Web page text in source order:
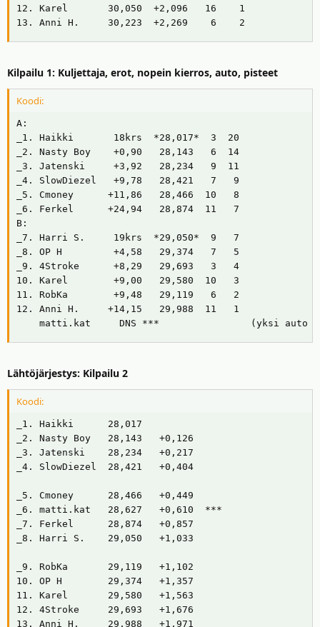
12. Karel       30,050  +2,096   16    1
13. Anni H.     30,223  +2,269    6    2
Kilpailu 1: Kuljettaja, erot, nopein kierros, auto, pisteet
Koodi:
A:
_1. Haikki       18krs  *28,017*  3  20
_2. Nasty Boy    +0,90   28,143   6  14
_3. Jatenski     +3,92   28,234   9  11
_4. SlowDiezel   +9,78   28,421   7   9
_5. Cmoney      +11,86   28,466  10   8
_6. Ferkel      +24,94   28,874  11   7
B:
_7. Harri S.     19krs  *29,050*  9   7
_8. OP H         +4,58   29,374   7   5
_9. 4Stroke      +8,29   29,693   3   4
10. Karel        +9,00   29,580  10   3
11. RobKa        +9,48   29,119   6   2
12. Anni H.     +14,15   29,988  11   1
matti.kat     DNS ***                (yksi auto
Lähtöjärjestys: Kilpailu 2
Koodi:
_1. Haikki      28,017
_2. Nasty Boy   28,143   +0,126
_3. Jatenski    28,234   +0,217
_4. SlowDiezel  28,421   +0,404
_5. Cmoney      28,466   +0,449
_6. matti.kat   28,627   +0,610  ***
_7. Ferkel      28,874   +0,857
_8. Harri S.    29,050   +1,033
_9. RobKa       29,119   +1,102
10. OP H        29,374   +1,357
11. Karel       29,580   +1,563
12. 4Stroke     29,693   +1,676
13. Anni H.     29,988   +1,971